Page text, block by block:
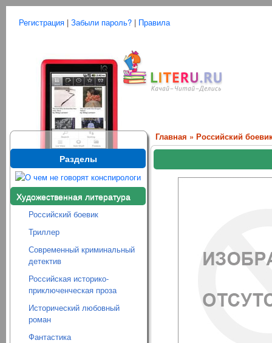
Регистрация | Забыли пароль? | Правила
Разделы
Художественная литература
Российский боевик
Триллер
Современный криминальный
детектив
Российская историко-
приключенческая проза
Исторический любовный
роман
Фантастика
Главная » Российский